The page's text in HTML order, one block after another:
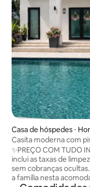
Casa de hóspedes ⋅
ead
Casita moderna com
Everglades e Keys
✨PREÇO COM TUDO
inclui as taxas de
sem cobranças ocultas. Relaxe com toda
a família nesta